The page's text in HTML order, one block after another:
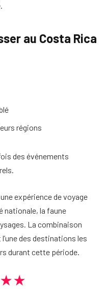
au Costa Rica
régions
des événements
expérience de voyage
la faune
La combinaison
des destinations les
durant cette période.